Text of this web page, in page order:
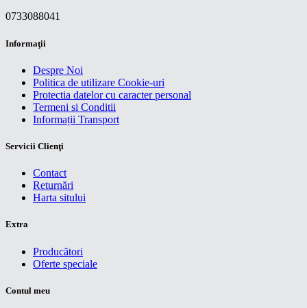
0733088041
Informaţii
Despre Noi
Politica de utilizare Cookie-uri
Protectia datelor cu caracter personal
Termeni si Conditii
Informații Transport
Servicii Clienţi
Contact
Returnări
Harta sitului
Extra
Producători
Oferte speciale
Contul meu